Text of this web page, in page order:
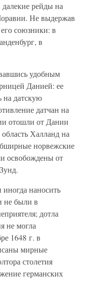
рейды на
Не выдержав
союзники: в
в
удобным
Данией: ее
на датскую
датчан на
отошли от Дании
Халланд на
норвежские
освобождены от
наносить
не были в
дотла
не могла
1648 г. в
мирные
столетия
германских